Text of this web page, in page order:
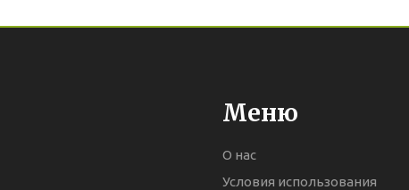
Меню
О нас
Условия использования